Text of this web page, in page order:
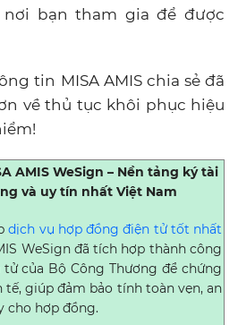
bạn tham gia để được
tin MISA AMIS chia sẻ đã
về thủ tục khôi phục hiệu
AMIS WeSign – Nền tảng ký tài
và uy tín nhất Việt Nam
dịch vụ hợp đồng điện tử tốt nhất
WeSign đã tích hợp thành công
của Bộ Công Thương để chứng
giúp đảm bảo tính toàn vẹn, an
cho hợp đồng.